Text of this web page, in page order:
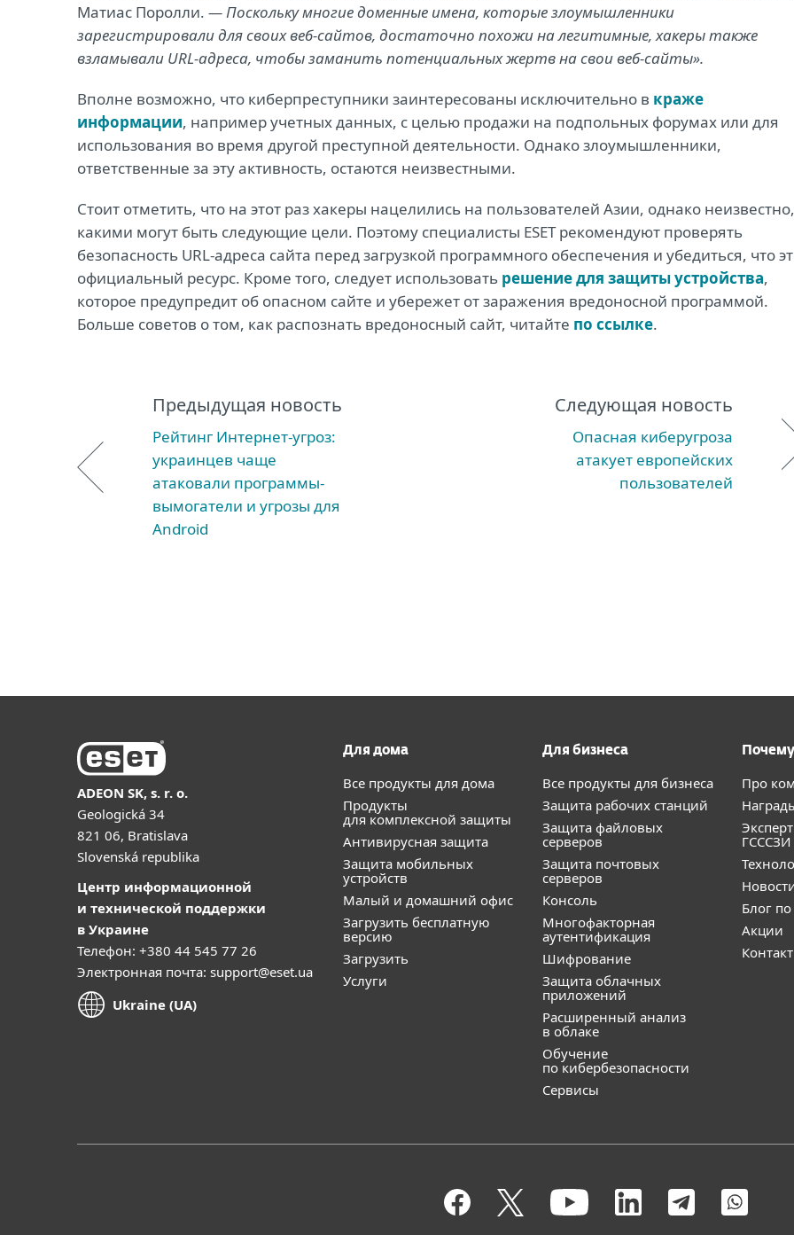
Матиас Поролли. — Поскольку многие доменные имена, которые злоумышленники
зарегистрировали для своих веб-сайтов, достаточно похожи на легитимные, хакеры также
взламывали URL-адреса, чтобы заманить потенциальных жертв на свои веб-сайты».
Вполне возможно, что киберпреступники заинтересованы исключительно в краже
информации, например учетных данных, с целью продажи на подпольных форумах или для
использования во время другой преступной деятельности. Однако злоумышленники,
ответственные за эту активность, остаются неизвестными.
Стоит отметить, что на этот раз хакеры нацелились на пользователей Азии, однако неизвестно,
какими могут быть следующие цели. Поэтому специалисты ESET рекомендуют проверять
безопасность URL-адреса сайта перед загрузкой программного обеспечения и убедиться, что
официальный ресурс. Кроме того, следует использовать решение для защиты устройства,
которое предупредит об опасном сайте и убережет от заражения вредоносной программой.
Больше советов о том, как распознать вредоносный сайт, читайте по ссылке.
Предыдущая новость
Рейтинг Интернет-угроз:
украинцев чаще
атаковали программы-
вымогатели и угрозы для
Android
Следующая новость
Опасная киберугроза
атакует европейских
пользователей
ADEON SK, s. r. o.
Geologická 34
821 06, Bratislava
Slovenská republika
Центр информационной
и технической поддержки
в Украине
Телефон: +380 44 545 77 26
Электронная почта: support@eset.ua
Ukraine (UA)
Для дома
Все продукты для дома
Продукты
для комплексной защиты
Антивирусная защита
Защита мобильных
устройств
Малый и домашний офис
Загрузить бесплатную
версию
Загрузить
Услуги
Для бизнеса
Все продукты для бизнеса
Защита рабочих станций
Защита файловых
серверов
Защита почтовых
серверов
Консоль
Многофакторная
аутентификация
Шифрование
Защита облачных
приложений
Расширенный анализ
в облаке
Обучение
по кибербезопасности
Сервисы
Почему
Про
ГСССЗИ
Блог
Акции